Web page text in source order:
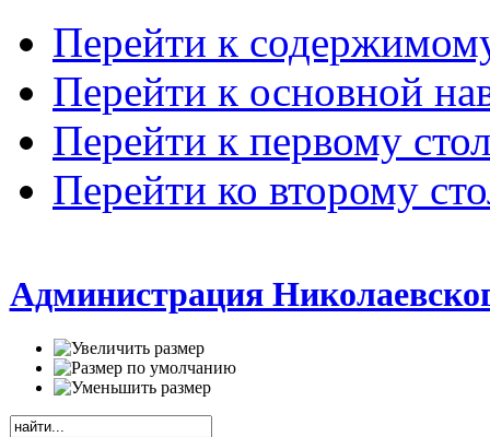
Перейти к
Перейти к основной
Перейти к первому
Перейти ко второму
Администрация